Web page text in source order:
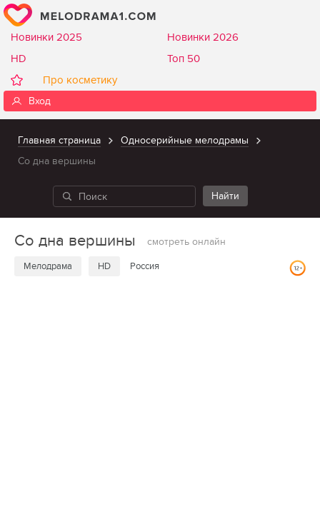
Новинки 2025
Новинки 2026
HD
Топ 50
Про косметику
Вход
Главная страница
Односерийные мелодрамы
Со дна вершины
Со дна вершины смотреть онлайн
Мелодрама HD Россия